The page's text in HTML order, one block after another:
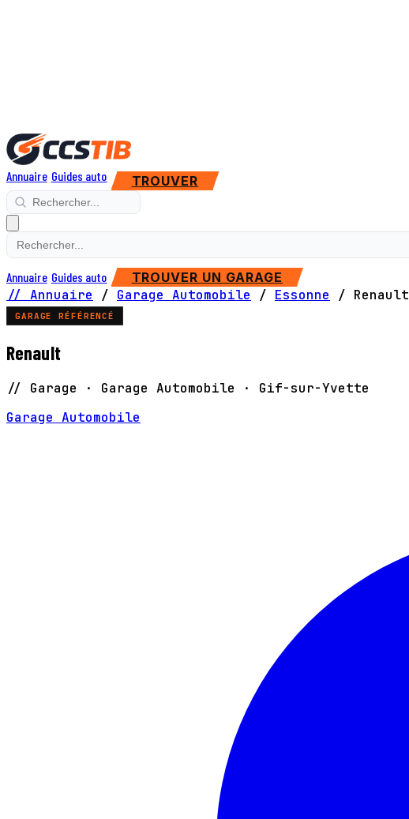
Annuaire Guides auto TROUVER
Annuaire Guides auto TROUVER UN GARAGE
// Annuaire / Garage Automobile / Essonne / Renault
GARAGE RÉFÉRENCÉ
Renault
// Garage · Garage Automobile · Gif-sur-Yvette
Garage Automobile